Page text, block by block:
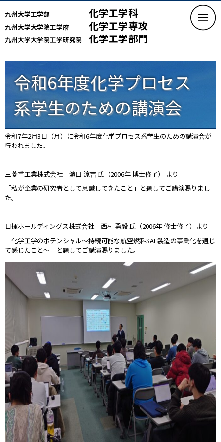
九州大学工学部 化学工学科
九州大学大学院工学府 化学工学専攻
九州大学大学院工学研究院 化学工学部門
令和6年度化学プロセス
系学生のための講演会
令和7年2月3日（月）に令和6年度化学プロセス系学生のための講演会が
行われました。
三菱重工業株式会社 濵口 涼吉 氏（2006年 博士修了） より
「私が企業の研究者として意識してきたこと」と題してご講演賜りまし
た。
日揮ホールディングス株式会社 西村 勇毅 氏（2006年 修士修了）より
「化学工学のポテンシャル～持続可能な航空燃料SAF製造の事業化を通じ
て感じたこと～」と題してご講演賜りました。